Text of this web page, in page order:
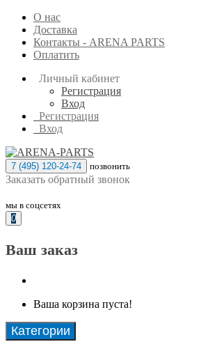
О нас
Доставка
Контакты - ARENA PARTS
Оплатить
Личный кабинет
Регистрация
Вход
Регистрация
Вход
7 (495) 120-24-74 позвонить
Заказать обратный звонок
мы в соцсетях
0
Ваш заказ
Ваша корзина пуста!
Категории